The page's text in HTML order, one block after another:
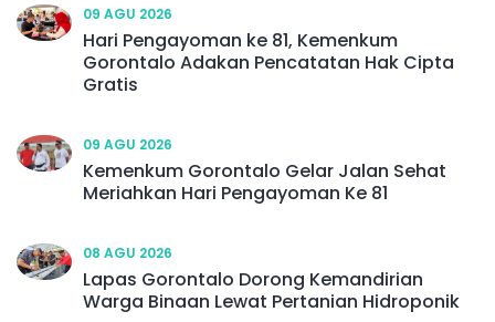
09 AGU 2026
Hari Pengayoman ke 81, Kemenkum
Gorontalo Adakan Pencatatan Hak Cipta
Gratis
09 AGU 2026
Kemenkum Gorontalo Gelar Jalan Sehat
Meriahkan Hari Pengayoman Ke 81
08 AGU 2026
Lapas Gorontalo Dorong Kemandirian
Warga Binaan Lewat Pertanian Hidroponik